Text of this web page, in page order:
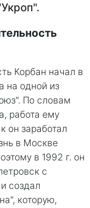
Корбан начал в
на одной из
По словам
работа ему
он заработал
в Москве
в 1992 г. он
с
создал
которую,